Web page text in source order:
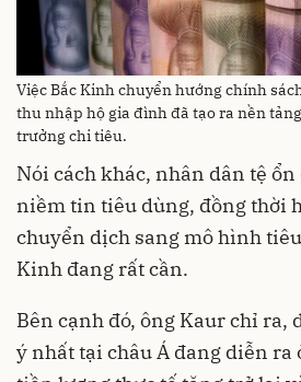
Việc Bắc Kinh chuyển hướng chính
thu nhập hộ gia đình đã tạo ra nền
trưởng chi tiêu.
Nói cách khác, nhân dân tệ
niềm tin tiêu dùng, đồng thời
chuyển dịch sang mô hình
Kinh đang rất cần.
Bên cạnh đó, ông Kaur chỉ ra,
ý nhất tại châu Á đang diễn ra